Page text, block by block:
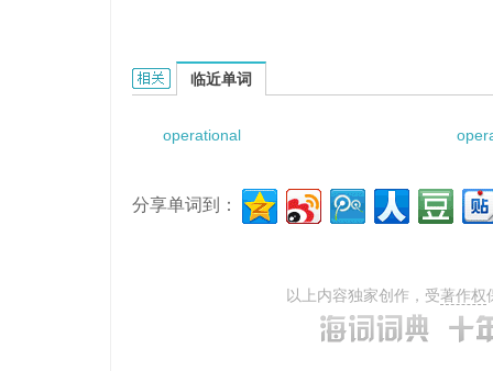
Operational Support Squadron的相关资料：
临近单词
operational
分享单词到：
以上内容独家创作，受著作权